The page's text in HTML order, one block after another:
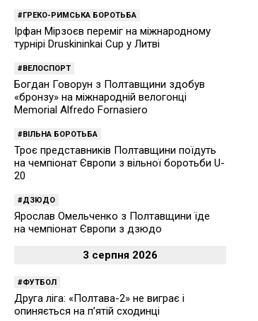
ГРЕКО-РИМСЬКА БОРОТЬБА
Ірфан Мірзоєв переміг на міжнародному
турнірі Druskininkai Cup у Литві
ВЕЛОСПОРТ
Богдан Говорун з Полтавщини здобув
«бронзу» на міжнародній велогонці
Memorial Alfredo Fornasiero
ВІЛЬНА БОРОТЬБА
Троє представників Полтавщини поїдуть
на чемпіонат Європи з вільної боротьби U-
20
ДЗЮДО
Ярослав Омельченко з Полтавщини їде
на чемпіонат Європи з дзюдо
3 серпня 2026
ФУТБОЛ
Друга ліга: «Полтава-2» не виграє і
опиняється на п’ятій сходинці